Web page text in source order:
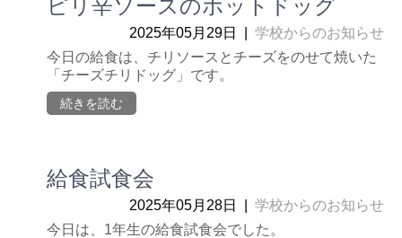
ピリ辛ソースのホットドッグ
2025年05月29日
学校からのお知らせ
今日の給食は、チリソースとチーズをのせて焼いた
「チーズチリドッグ」です。
続きを読む
給食試食会
2025年05月28日
学校からのお知らせ
今日は、1年生の給食試食会でした。